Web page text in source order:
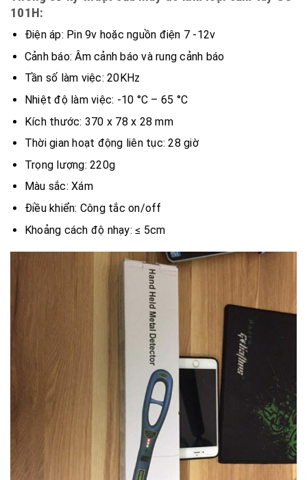
101H:
Điện áp: Pin 9v hoặc nguồn điện 7 -12v
Cảnh báo: Âm cảnh báo và rung cảnh báo
Tần số làm việc: 20KHz
Nhiệt độ làm việc: -10 °C – 65 °C
Kích thước: 370 x 78 x 28 mm
Thời gian hoạt động liên tục: 28 giờ
Trọng lượng: 220g
Màu sắc: Xám
Điều khiển: Công tắc on/off
Khoảng cách độ nhạy: ≤ 5cm